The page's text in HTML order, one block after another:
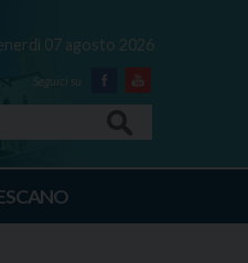
07 agosto 2026
Facebook
Youtube